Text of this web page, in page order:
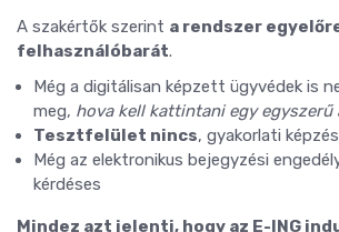
A szakértők szerint a rendszer
felhasználóbarát.
Még a digitálisan képzett ügyvédek is
meg, hova kell kattintani egy egyszerű
Tesztfelület nincs, gyakorlati
Még az elektronikus bejegyzési
kérdéses
Mindez azt jelenti, hogy az E-ING